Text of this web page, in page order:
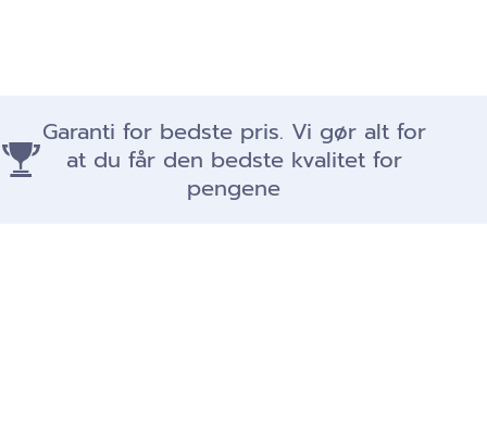
Garanti for bedste pris. Vi gør alt for
at du får den bedste kvalitet for
pengene